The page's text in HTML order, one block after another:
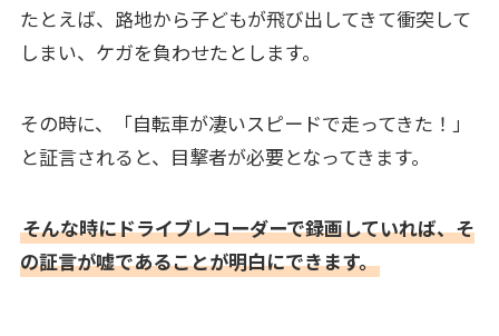
たとえば、路地から子どもが飛び出してきて衝突して
しまい、ケガを負わせたとします。
その時に、「自転車が凄いスピードで走ってきた！」
と証言されると、目撃者が必要となってきます。
そんな時にドライブレコーダーで録画していれば、そ
の証言が嘘であることが明白にできます。